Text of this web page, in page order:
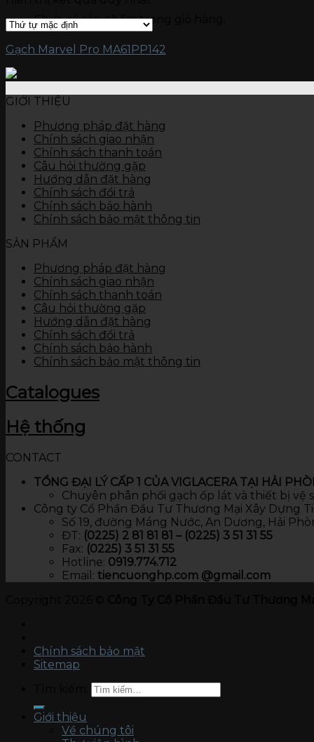
Gạch kích thước 15 x 60
Gạch ốp tường
Đá nung kết Vasta 120 x 280
Gạch kích thước 40 x 60
Gạch kích thước 30 x 90
Gạch kích thước 30 x 60
Gạch kích thước 30 x 45
Gạch kích thước 25 x 50
Gạch kích thước 25 x 40
Gạch kích thước 10 x 30
Thiết bị vệ sinh
Tiểu nam, tiểu nữ
Sen vòi
Các thiết bị khác
Chưa có sản phẩm trong giỏ hàng.
Gạch Marvel Pro MA61PP142
GIỚI THIỆU
Phương pháp đặt hàng
Chính sách giao nhận
Chính sách thanh toán
Câu hỏi thường gặp
Hướng dẫn đặt hàng
Chính sách đổi trả
Chính sách bảo hành
Chính sách bảo mật thông tin
SẢN PHẨM
Phương pháp đặt hàng
Chính sách giao nhận
Chính sách thanh toán
Câu hỏi thường gặp
Hướng dẫn đặt hàng
Chính sách đổi trả
Chính sách bảo hành
Chính sách bảo mật thông tin
Catalogues
Hệ thống
CONTACT
TỔNG ĐẠI LÝ CẤP 1 CỦA VIGLACERA TẠI HẢI
Chuyên phân phối gạch ốp lát và thiết bị vệ
Công ty Cổ Phần Đầu Tư Thương Mại Xây Dựng
Số 19, đường Máng Nước, An Dương, Hải
ĐT: (0225) 2 81 81 81 – (0225) 3 51 31 55
Fax: (0225) 3 51 31 55
Hotline: 0919.774.712​
Email: tiencuonghp.com @gmail.com
Chính sách bảo mật
Sitemap
Giới thiệu
Về chúng tôi